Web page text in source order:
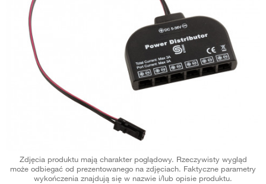
Zdjęcia produktu mają charakter poglądowy. Rzeczywisty wygląd
może odbiegać od prezentowanego na zdjęciach. Faktyczne parametry
wykończenia znajdują się w nazwie i/lub opisie produktu.